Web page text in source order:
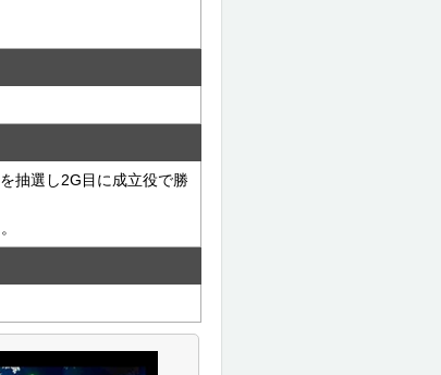
抽選し2G目に成立役で勝